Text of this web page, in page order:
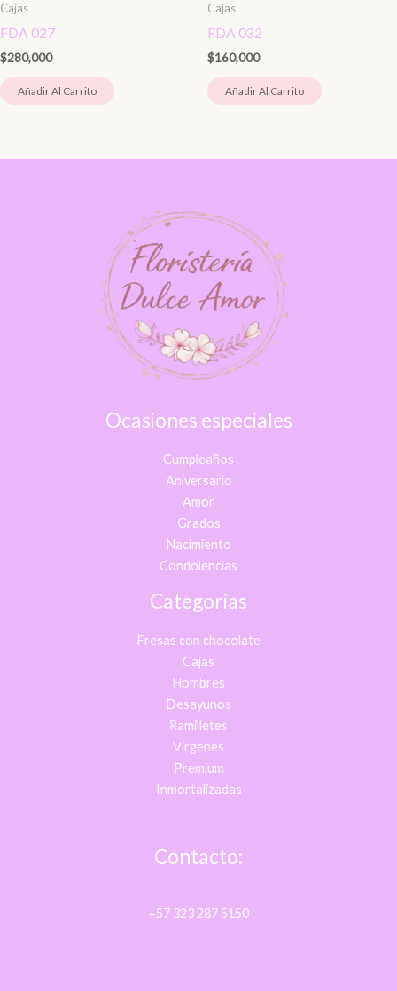
Cajas
FDA 027
$280,000
Añadir Al Carrito
Cajas
FDA 032
$160,000
Añadir Al Carrito
Ocasiones especiales
Cumpleaños
Aniversario
Amor
Grados
Nacimiento
Condolencias
Categorias
Fresas con chocolate
Cajas
Hombres
Desayunos
Ramilletes
Virgenes
Premium
Inmortalizadas
Contacto:
+57 323 287 5150